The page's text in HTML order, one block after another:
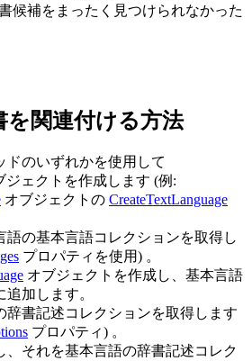
書候補をまったく見つけられなかった
を関連付ける方法
ドのいずれかを使用して
ジェクトを作成します (例:
オブジェクトの CreateTextLanguage
語の基本言語コレクションを取得し
プロパティを使用) 。
オブジェクトを作成し、基本言語
加します。
辞書記述コレクションを取得します
プロパティ) 。
、それを基本言語の辞書記述コレク